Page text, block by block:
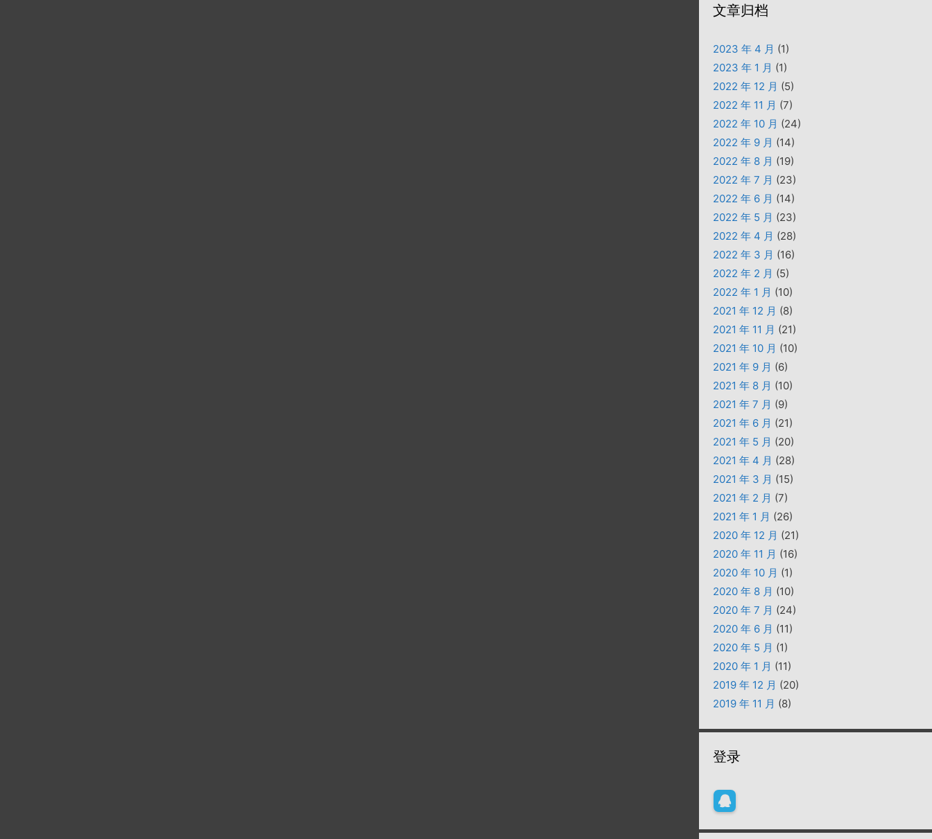
文章归档
2023 年 4 月 (1)
2023 年 1 月 (1)
2022 年 12 月 (5)
2022 年 11 月 (7)
2022 年 10 月 (24)
2022 年 9 月 (14)
2022 年 8 月 (19)
2022 年 7 月 (23)
2022 年 6 月 (14)
2022 年 5 月 (23)
2022 年 4 月 (28)
2022 年 3 月 (16)
2022 年 2 月 (5)
2022 年 1 月 (10)
2021 年 12 月 (8)
2021 年 11 月 (21)
2021 年 10 月 (10)
2021 年 9 月 (6)
2021 年 8 月 (10)
2021 年 7 月 (9)
2021 年 6 月 (21)
2021 年 5 月 (20)
2021 年 4 月 (28)
2021 年 3 月 (15)
2021 年 2 月 (7)
2021 年 1 月 (26)
2020 年 12 月 (21)
2020 年 11 月 (16)
2020 年 10 月 (1)
2020 年 8 月 (10)
2020 年 7 月 (24)
2020 年 6 月 (11)
2020 年 5 月 (1)
2020 年 1 月 (11)
2019 年 12 月 (20)
2019 年 11 月 (8)
登录